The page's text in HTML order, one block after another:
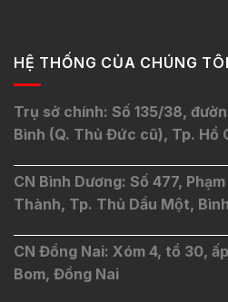
HỆ THỐNG CỦA CHÚNG TÔI
Trụ sở chính: Số 135/38,
Bình (Q. Thủ Đức cũ), Tp. Hồ
CN Bình Dương: Số 477,
Thành, Tp. Thủ Dầu Một,
CN Đồng Nai: Xóm 4, tổ 30,
Bom, Đồng Nai